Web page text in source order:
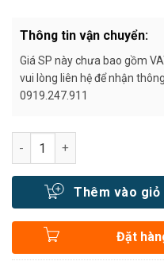
Thông tin vận chuyển:
Giá SP này chưa bao gồm
vui lòng liên hệ để nhận
0919.247.911
Số lượng
Thêm vào giỏ
Đặt